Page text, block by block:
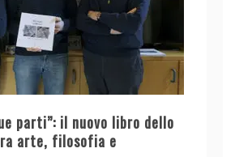
parti”: il nuovo libro dello
arte, filosofia e